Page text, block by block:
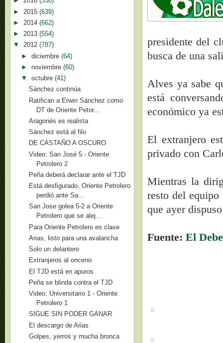
presidente del
busca de una
Alves ya sabe
está
económico ya
El extranjero
privado con
Mientras la
resto del equipo
que ayer
Fuente:El
► 2015 (639)
► 2014 (662)
► 2013 (554)
▼ 2012 (787)
► diciembre (64)
► noviembre (60)
▼ octubre (41)
Sánchez continúa
Ratifican a Erwin Sánchez como
DT de Oriente Petor...
Aragonés es realista
Sánchez está al filo
DE CASTAÑO A OSCURO
Video: San José 5 - Oriente
Petrolero 2
Peña deberá declarar ante el TJD
Está desfigurado, Oriente Petrolero
perdió ante Sa...
San Jose golea 5-2 a Oriente
Petrolero que se alej...
Para Oriente Petrolero es clave
Arias, listo para una avalancha
Solo un delantero
Extranjeros al onceno
El TJD está en apuros
Peña se blinda contra el TJD
Video: Universitario 1 - Oriente
Petrolero 1
SIGUE SIN PODER GANAR
El descargo de Arias
Golpes, yerros y mucha bronca